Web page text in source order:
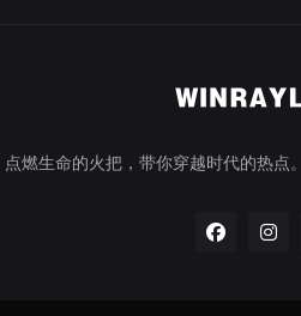
点燃生命的火把，带你穿越时代的热点